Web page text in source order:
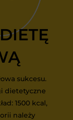
sukcesu.
dietetyczne
1500 kcal,
należy